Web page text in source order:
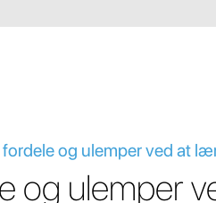
og ulemper ved at
og ulemper